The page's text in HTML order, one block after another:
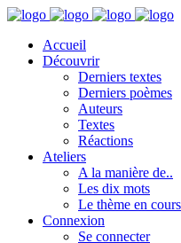
Accueil
Découvrir
Derniers textes
Derniers poèmes
Auteurs
Textes
Réactions
Ateliers
A la manière de..
Les dix mots
Le thème en cours
Connexion
Se connecter